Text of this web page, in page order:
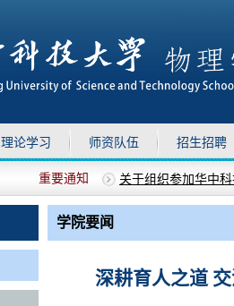
理论学习 师资队伍 招生招聘
重要通知
物理学院2025年德
物理学院2026年兼
上移 下移
学院要闻
深耕育人之道